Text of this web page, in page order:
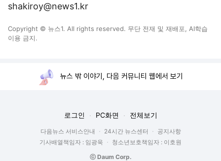
shakiroy@news1.kr
Copyright © 뉴스1. All rights reserved. 무단 전재 및 재배포, AI학습
이용 금지.
뉴스 밖 이야기, 다음 커뮤니티 웹에서 보기
로그인 PC화면 전체보기
다음뉴스 서비스안내 24시간 뉴스센터
공지사항
기사배열책임자 : 임광욱
청소년보호책임자 : 이호원
ⓒ Daum Corp.